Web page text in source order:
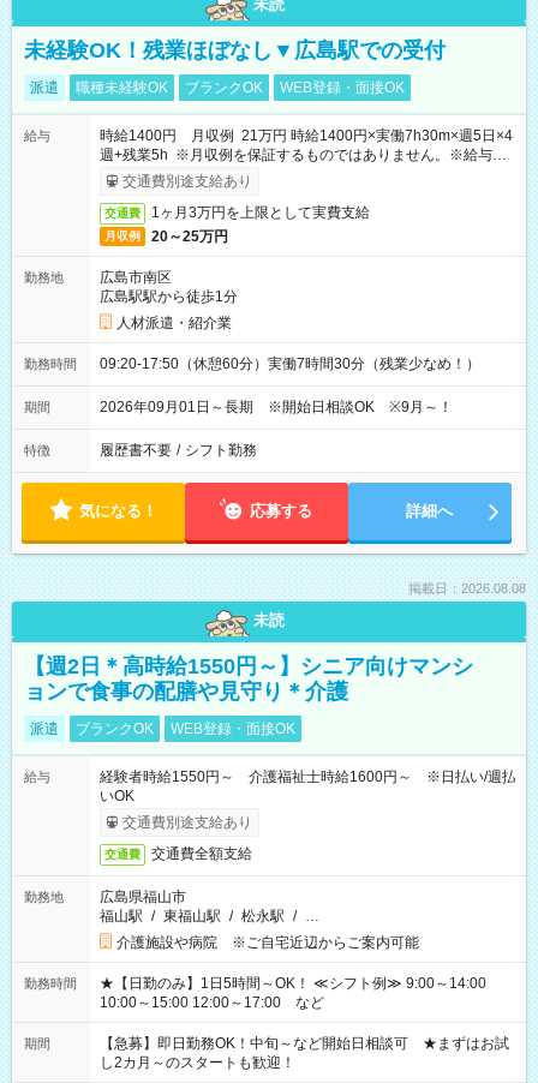
未読
未経験OK！残業ほぼなし▼広島駅での受付
派遣 職種未経験OK ブランクOK WEB登録・面接OK
給与
時給1400円 月収例 21万円 時給1400円×実働7h30m×週5日×4
週+残業5h ※月収例を保証するものではありません。※給与即
受取りサービス利用可（利用条件有）
交通費別途支給あり
交通費 1ヶ月3万円を上限として実費支給
月収例 20～25万円
勤務地
広島市南区
広島駅駅から徒歩1分
人材派遣・紹介業
勤務時間 09:20-17:50（休憩60分）実働7時間30分（残業少なめ！）
期間 2026年09月01日～長期 ※開始日相談OK ※9月～！
特徴 履歴書不要 / シフト勤務
気になる！ 応募する 詳細へ
掲載日：2026.08.08
未読
【週2日＊高時給1550円～】シニア向けマンシ
ョンで食事の配膳や見守り＊介護
派遣 ブランクOK WEB登録・面接OK
給与
経験者時給1550円～ 介護福祉士時給1600円～ ※日払い/週払
いOK
交通費別途支給あり
交通費 交通費全額支給
勤務地
広島県福山市
福山駅 / 東福山駅 / 松永駅 / …
介護施設や病院 ※ご自宅近辺からご案内可能
勤務時間
★【日勤のみ】1日5時間～OK！ ≪シフト例≫ 9:00～14:00
10:00～15:00 12:00～17:00 など
期間
【急募】即日勤務OK！中旬～など開始日相談可 ★まずはお試
し2カ月～のスタートも歓迎！